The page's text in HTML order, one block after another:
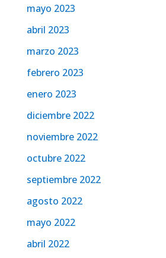
mayo 2023
abril 2023
marzo 2023
febrero 2023
enero 2023
diciembre 2022
noviembre 2022
octubre 2022
septiembre 2022
agosto 2022
mayo 2022
abril 2022